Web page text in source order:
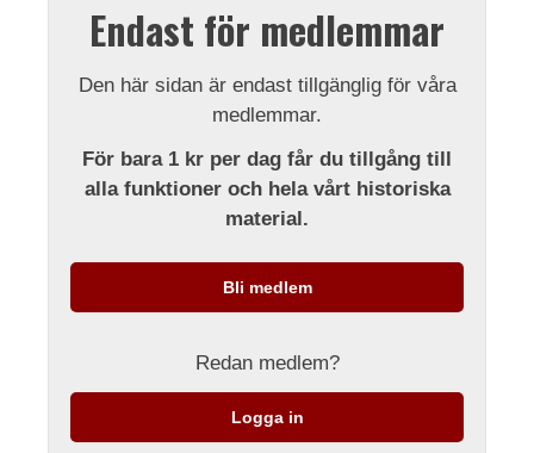
Endast för medlemmar
Den här sidan är endast tillgänglig för våra
medlemmar.
För bara 1 kr per dag får du tillgång till
alla funktioner och hela vårt historiska
material.
Bli medlem
Redan medlem?
Logga in